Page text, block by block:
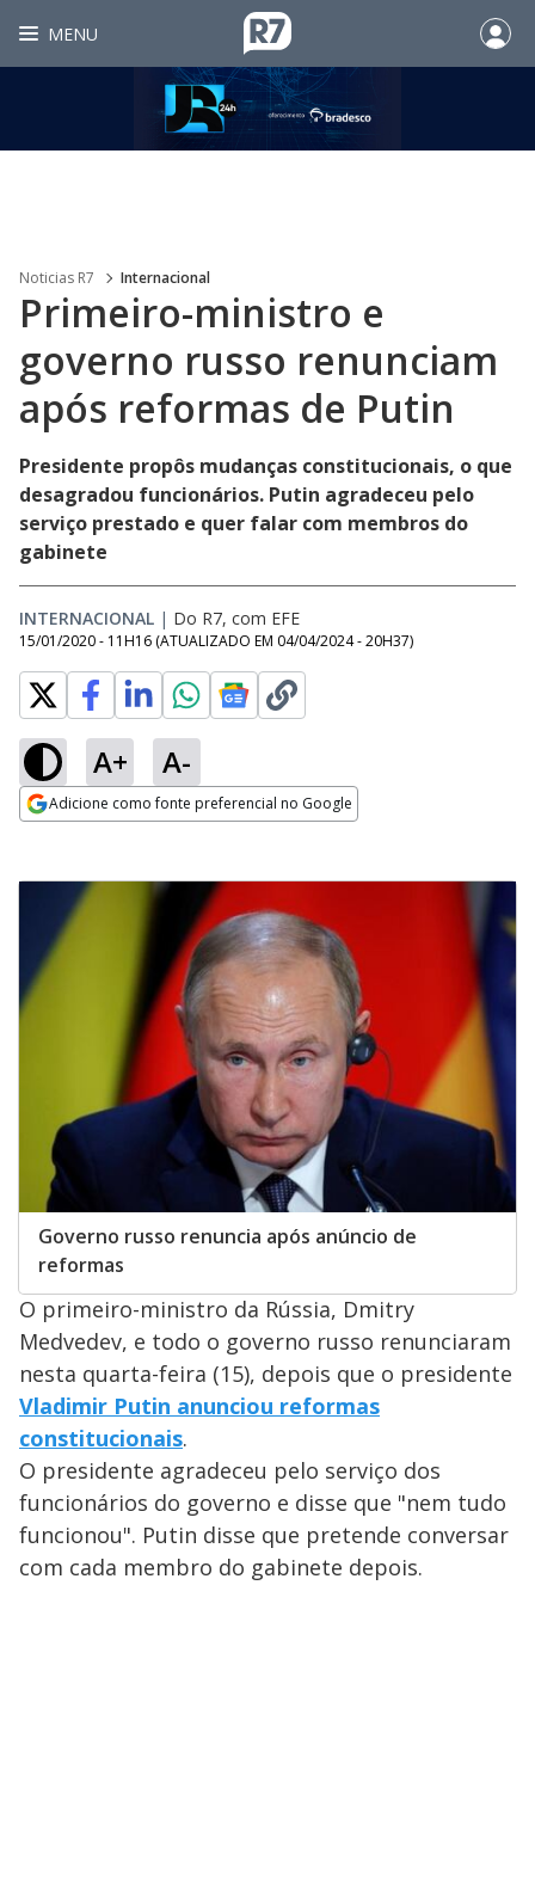
MENU
Noticias R7 Internacional
Primeiro-ministro e
governo russo renunciam
após reformas de Putin
Presidente propôs mudanças constitucionais, o que
desagradou funcionários. Putin agradeceu pelo
serviço prestado e quer falar com membros do
gabinete
INTERNACIONAL | Do R7, com EFE
15/01/2020 - 11H16 (ATUALIZADO EM 04/04/2024 - 20H37)
A+ A-
Adicione como fonte preferencial no Google
Governo russo renuncia após anúncio de
reformas
O primeiro-ministro da Rússia, Dmitry
Medvedev, e todo o governo russo renunciaram
nesta quarta-feira (15), depois que o presidente
Vladimir Putin anunciou reformas
constitucionais.
O presidente agradeceu pelo serviço dos
funcionários do governo e disse que "nem tudo
funcionou". Putin disse que pretende conversar
com cada membro do gabinete depois.